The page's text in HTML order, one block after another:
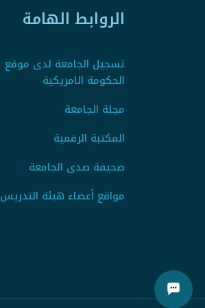
الروابط الهامة
تسجيل الجامعة لدى موقع
الحكومة الامريكية
مجلة الجامعة
المكتبة الرقمية
صحيفة صدى الجامعة
مواقع أعضاء هيئة التدريس